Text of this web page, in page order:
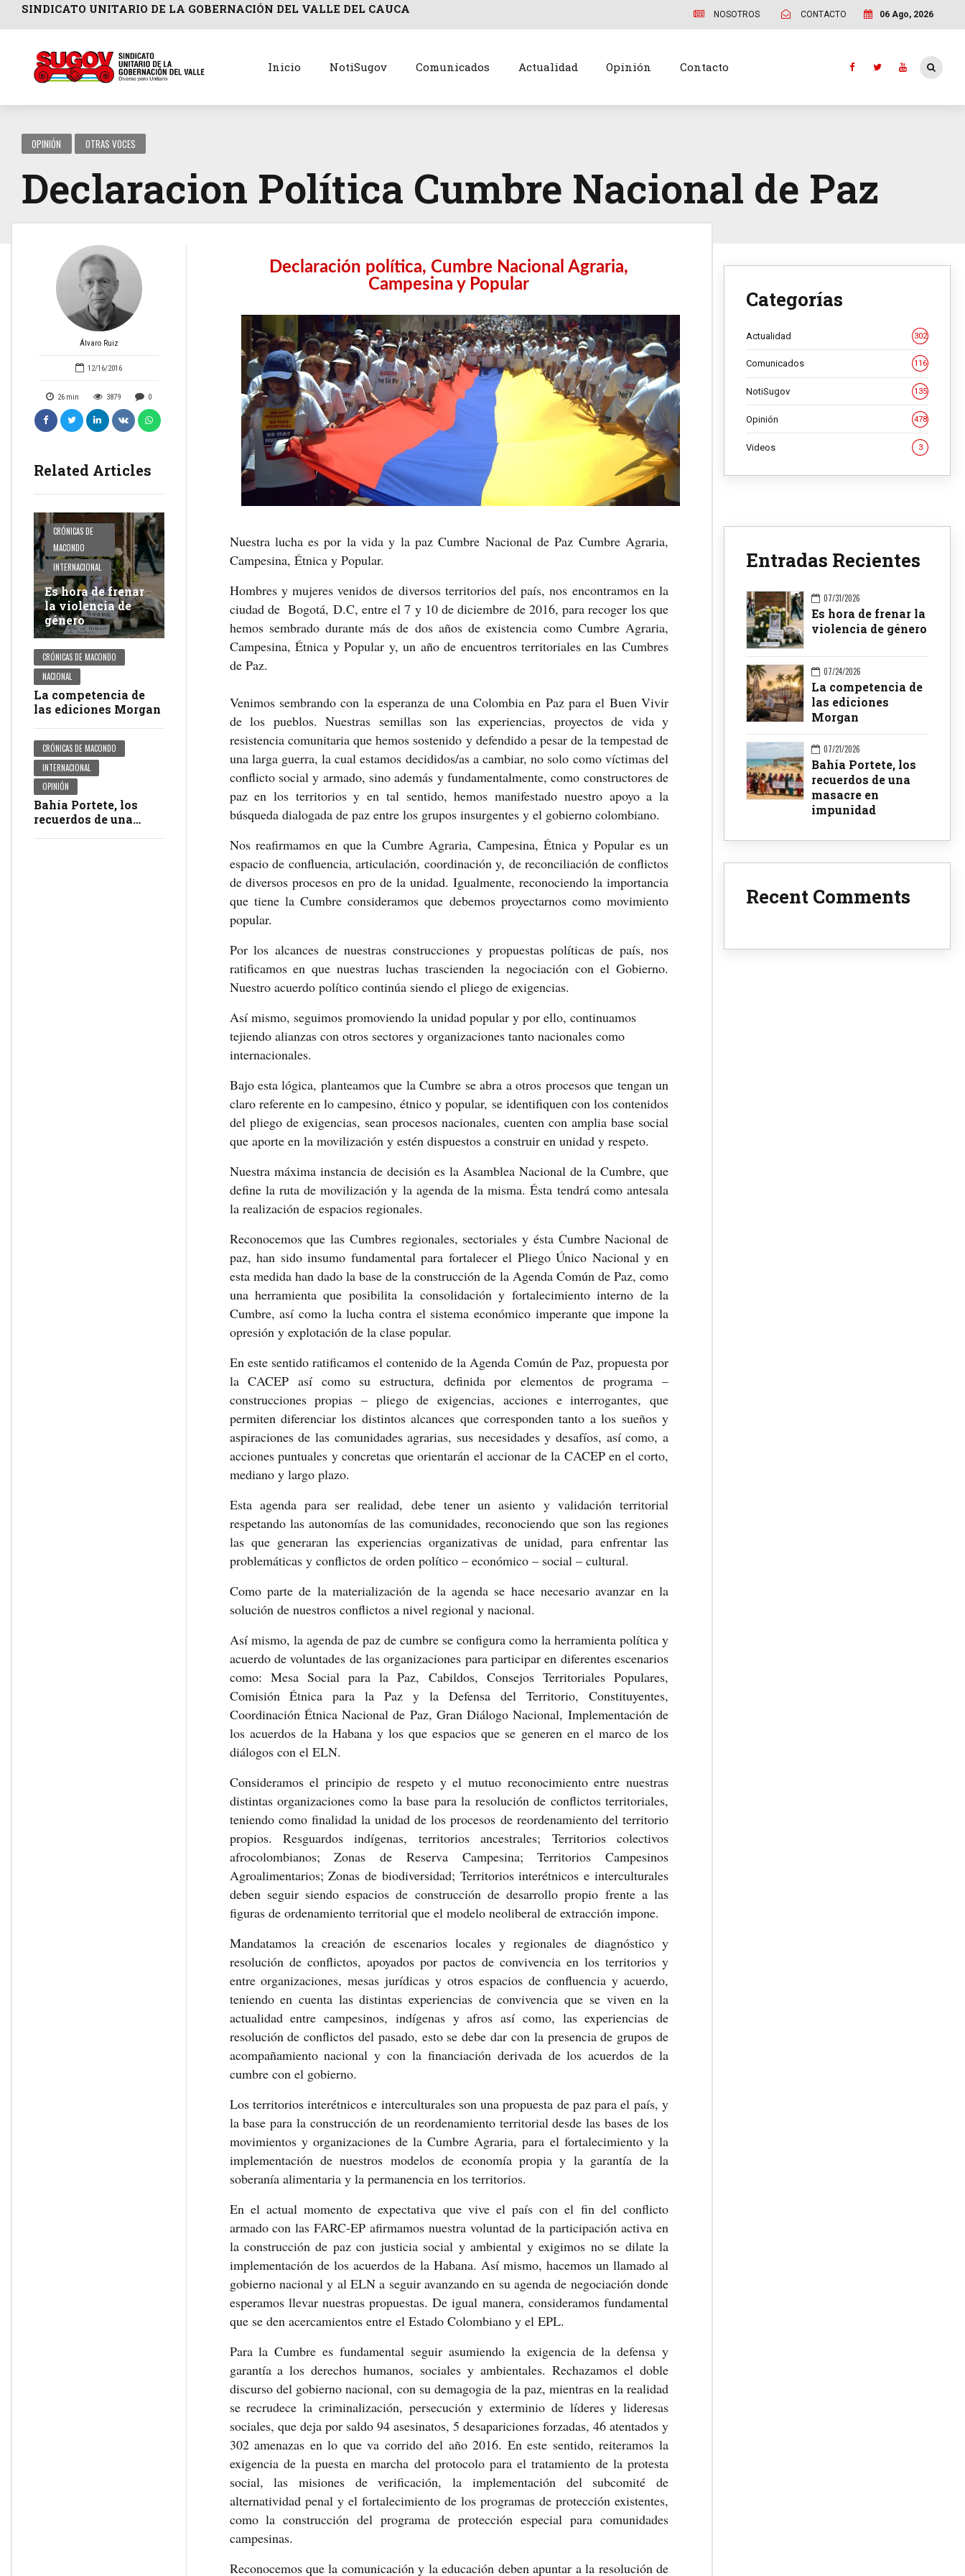
SINDICATO UNITARIO DE LA GOBERNACIÓN DEL VALLE DEL CAUCA NOSOTROS CONTACTO 06 Ago, 2026
Inicio NotiSugov Comunicados Actualidad Opinión Contacto
OPINIÓN OTRAS VOCES
Declaracion Política Cumbre Nacional de Paz
Álvaro Ruiz
12/16/2016
26 min 3879 0
Related Articles
CRÓNICAS DE
MACONDO
INTERNACIONAL
Es hora de frenar
la violencia de
género
CRÓNICAS DE MACONDO
NACIONAL
La competencia de
las ediciones Morgan
CRÓNICAS DE MACONDO
INTERNACIONAL
OPINIÓN
Bahía Portete, los
recuerdos de una
Declaración política, Cumbre Nacional Agraria,
Campesina y Popular
Nuestra lucha es por la vida y la paz Cumbre Nacional de Paz Cumbre Agraria,
Campesina, Étnica y Popular.
Hombres y mujeres venidos de diversos territorios del país, nos encontramos en la
ciudad de Bogotá, D.C, entre el 7 y 10 de diciembre de 2016, para recoger los que
hemos sembrado durante más de dos años de existencia como Cumbre Agraria,
Campesina, Étnica y Popular y, un año de encuentros territoriales en las Cumbres
de Paz.
Venimos sembrando con la esperanza de una Colombia en Paz para el Buen Vivir
de los pueblos. Nuestras semillas son las experiencias, proyectos de vida y
resistencia comunitaria que hemos sostenido y defendido a pesar de la tempestad de
una larga guerra, la cual estamos decididos/as a cambiar, no solo como víctimas del
conflicto social y armado, sino además y fundamentalmente, como constructores de
paz en los territorios y en tal sentido, hemos manifestado nuestro apoyo a la
búsqueda dialogada de paz entre los grupos insurgentes y el gobierno colombiano.
Nos reafirmamos en que la Cumbre Agraria, Campesina, Étnica y Popular es un
espacio de confluencia, articulación, coordinación y, de reconciliación de conflictos
de diversos procesos en pro de la unidad. Igualmente, reconociendo la importancia
que tiene la Cumbre consideramos que debemos proyectarnos como movimiento
popular.
Por los alcances de nuestras construcciones y propuestas políticas de país, nos
ratificamos en que nuestras luchas trascienden la negociación con el Gobierno.
Nuestro acuerdo político continúa siendo el pliego de exigencias.
Así mismo, seguimos promoviendo la unidad popular y por ello, continuamos
tejiendo alianzas con otros sectores y organizaciones tanto nacionales como
internacionales.
Bajo esta lógica, planteamos que la Cumbre se abra a otros procesos que tengan un
claro referente en lo campesino, étnico y popular, se identifiquen con los contenidos
del pliego de exigencias, sean procesos nacionales, cuenten con amplia base social
que aporte en la movilización y estén dispuestos a construir en unidad y respeto.
Nuestra máxima instancia de decisión es la Asamblea Nacional de la Cumbre, que
define la ruta de movilización y la agenda de la misma. Ésta tendrá como antesala
la realización de espacios regionales.
Reconocemos que las Cumbres regionales, sectoriales y ésta Cumbre Nacional de
paz, han sido insumo fundamental para fortalecer el Pliego Único Nacional y en
esta medida han dado la base de la construcción de la Agenda Común de Paz, como
una herramienta que posibilita la consolidación y fortalecimiento interno de la
Cumbre, así como la lucha contra el sistema económico imperante que impone la
opresión y explotación de la clase popular.
En este sentido ratificamos el contenido de la Agenda Común de Paz, propuesta por
la CACEP así como su estructura, definida por elementos de programa –
construcciones propias – pliego de exigencias, acciones e interrogantes, que
permiten diferenciar los distintos alcances que corresponden tanto a los sueños y
aspiraciones de las comunidades agrarias, sus necesidades y desafíos, así como, a
acciones puntuales y concretas que orientarán el accionar de la CACEP en el corto,
mediano y largo plazo.
Esta agenda para ser realidad, debe tener un asiento y validación territorial
respetando las autonomías de las comunidades, reconociendo que son las regiones
las que generaran las experiencias organizativas de unidad, para enfrentar las
problemáticas y conflictos de orden político – económico – social – cultural.
Como parte de la materialización de la agenda se hace necesario avanzar en la
solución de nuestros conflictos a nivel regional y nacional.
Así mismo, la agenda de paz de cumbre se configura como la herramienta política y
acuerdo de voluntades de las organizaciones para participar en diferentes escenarios
como: Mesa Social para la Paz, Cabildos, Consejos Territoriales Populares,
Comisión Étnica para la Paz y la Defensa del Territorio, Constituyentes,
Coordinación Étnica Nacional de Paz, Gran Diálogo Nacional, Implementación de
los acuerdos de la Habana y los que espacios que se generen en el marco de los
diálogos con el ELN.
Consideramos el principio de respeto y el mutuo reconocimiento entre nuestras
distintas organizaciones como la base para la resolución de conflictos territoriales,
teniendo como finalidad la unidad de los procesos de reordenamiento del territorio
propios. Resguardos indígenas, territorios ancestrales; Territorios colectivos
afrocolombianos; Zonas de Reserva Campesina; Territorios Campesinos
Agroalimentarios; Zonas de biodiversidad; Territorios interétnicos e interculturales
deben seguir siendo espacios de construcción de desarrollo propio frente a las
figuras de ordenamiento territorial que el modelo neoliberal de extracción impone.
Mandatamos la creación de escenarios locales y regionales de diagnóstico y
resolución de conflictos, apoyados por pactos de convivencia en los territorios y
entre organizaciones, mesas jurídicas y otros espacios de confluencia y acuerdo,
teniendo en cuenta las distintas experiencias de convivencia que se viven en la
actualidad entre campesinos, indígenas y afros así como, las experiencias de
resolución de conflictos del pasado, esto se debe dar con la presencia de grupos de
acompañamiento nacional y con la financiación derivada de los acuerdos de la
cumbre con el gobierno.
Los territorios interétnicos e interculturales son una propuesta de paz para el país, y
la base para la construcción de un reordenamiento territorial desde las bases de los
movimientos y organizaciones de la Cumbre Agraria, para el fortalecimiento y la
implementación de nuestros modelos de economía propia y la garantía de la
soberanía alimentaria y la permanencia en los territorios.
En el actual momento de expectativa que vive el país con el fin del conflicto
armado con las FARC-EP afirmamos nuestra voluntad de la participación activa en
la construcción de paz con justicia social y ambiental y exigimos no se dilate la
implementación de los acuerdos de la Habana. Así mismo, hacemos un llamado al
gobierno nacional y al ELN a seguir avanzando en su agenda de negociación donde
esperamos llevar nuestras propuestas. De igual manera, consideramos fundamental
que se den acercamientos entre el Estado Colombiano y el EPL.
Para la Cumbre es fundamental seguir asumiendo la exigencia de la defensa y
garantía a los derechos humanos, sociales y ambientales. Rechazamos el doble
discurso del gobierno nacional, con su demagogia de la paz, mientras en la realidad
se recrudece la criminalización, persecución y exterminio de líderes y lideresas
sociales, que deja por saldo 94 asesinatos, 5 desapariciones forzadas, 46 atentados y
302 amenazas en lo que va corrido del año 2016. En este sentido, reiteramos la
exigencia de la puesta en marcha del protocolo para el tratamiento de la protesta
social, las misiones de verificación, la implementación del subcomité de
alternatividad penal y el fortalecimiento de los programas de protección existentes,
como la construcción del programa de protección especial para comunidades
campesinas.
Reconocemos que la comunicación y la educación deben apuntar a la resolución de
Categorías
Actualidad 302
Comunicados 116
NotiSugov 135
Opinión 478
Videos 3
Entradas Recientes
07/31/2026
Es hora de frenar la
violencia de género
07/24/2026
La competencia de
las ediciones
Morgan
07/21/2026
Bahía Portete, los
recuerdos de una
masacre en
impunidad
Recent Comments